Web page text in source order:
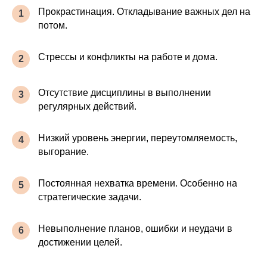
эмоции и не выносить
развить осознанность и
1
Прокрастинация. Откладывание важных дел на
потом.
2 Стрессы и конфликты на работе и дома.
3
Отсутствие дисциплины в выполнении
регулярных действий.
4
Низкий уровень энергии, переутомляемость,
выгорание.
5
Постоянная нехватка времени. Особенно на
стратегические задачи.
6
Невыполнение планов, ошибки и неудачи в
достижении целей.